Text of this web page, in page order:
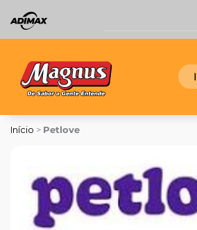
para
o
Início > Petlove